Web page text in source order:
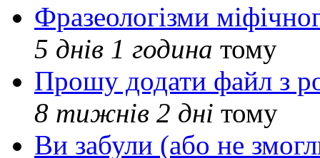
Фразеологізми
5 днів 1 година тому
Прошу додати файл з
8 тижнів 2 дні тому
Ви забули (або не